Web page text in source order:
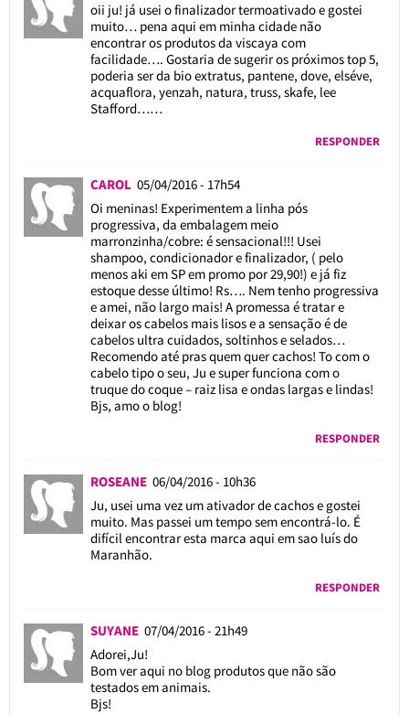
oii ju! já usei o finalizador termoativado e gostei
muito… pena aqui em minha cidade não
encontrar os produtos da viscaya com
facilidade…. Gostaria de sugerir os próximos top 5,
poderia ser da bio extratus, pantene, dove, elséve,
acquaflora, yenzah, natura, truss, skafe, lee
Stafford……
RESPONDER
CAROL 05/04/2016 - 17h54
Oi meninas! Experimentem a linha pós
progressiva, da embalagem meio
marronzinha/cobre: é sensacional!!! Usei
shampoo, condicionador e finalizador, ( pelo
menos aki em SP em promo por 29,90!) e já fiz
estoque desse último! Rs…. Nem tenho progressiva
e amei, não largo mais! A promessa é tratar e
deixar os cabelos mais lisos e a sensação é de
cabelos ultra cuidados, soltinhos e selados…
Recomendo até pras quem quer cachos! To com o
cabelo tipo o seu, Ju e super funciona com o
truque do coque – raiz lisa e ondas largas e lindas!
Bjs, amo o blog!
RESPONDER
ROSEANE 06/04/2016 - 10h36
Ju, usei uma vez um ativador de cachos e gostei
muito. Mas passei um tempo sem encontrá-lo. É
difícil encontrar esta marca aqui em sao luís do
Maranhão.
RESPONDER
SUYANE 07/04/2016 - 21h49
Adorei,Ju!
Bom ver aqui no blog produtos que não são
testados em animais.
Bjs!